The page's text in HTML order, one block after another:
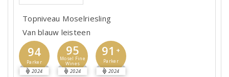
Topniveau Moselriesling
Van blauw leisteen
94
Parker
2024
95
Mosel Fine
Wines
2024
91 +
Parker
2024